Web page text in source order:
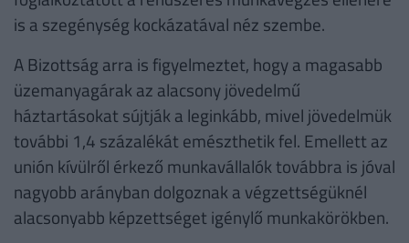
is a szegénység kockázatával néz szembe.
A Bizottság arra is figyelmeztet, hogy a magasabb
üzemanyagárak az alacsony jövedelmű
háztartásokat sújtják a leginkább, mivel jövedelmük
további 1,4 százalékát emészthetik fel. Emellett az
unión kívülről érkező munkavállalók továbbra is jóval
nagyobb arányban dolgoznak a végzettségüknél
alacsonyabb képzettséget igénylő munkakörökben.